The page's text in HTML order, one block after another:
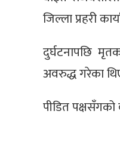
जिल्ला प्रहरी
दुर्घटनापछि
अवरुद्ध गरेका
पीडित